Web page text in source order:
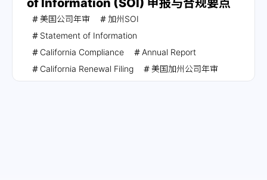
of Information (SOI) 申报与合规要点
注册加州公司后，除了缴纳 $800 税金，最关键的合规动
作是申报 Statement of Information (SOI)。erinae.com
详解 Corporation 与 LLC 的申报周期差异、劳工法合规披
美国公司年审
加州SOI
Statement of Information
California Compliance
Annual Report
California Renewal Filing
美国加州公司年审